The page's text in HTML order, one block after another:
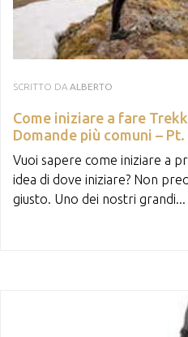
SCRITTO DA ALBERTO
Come iniziare a fare
Domande più comuni – Pt.
Vuoi sapere come iniziare a
idea di dove iniziare? Non
giusto. Uno dei nostri grandi...